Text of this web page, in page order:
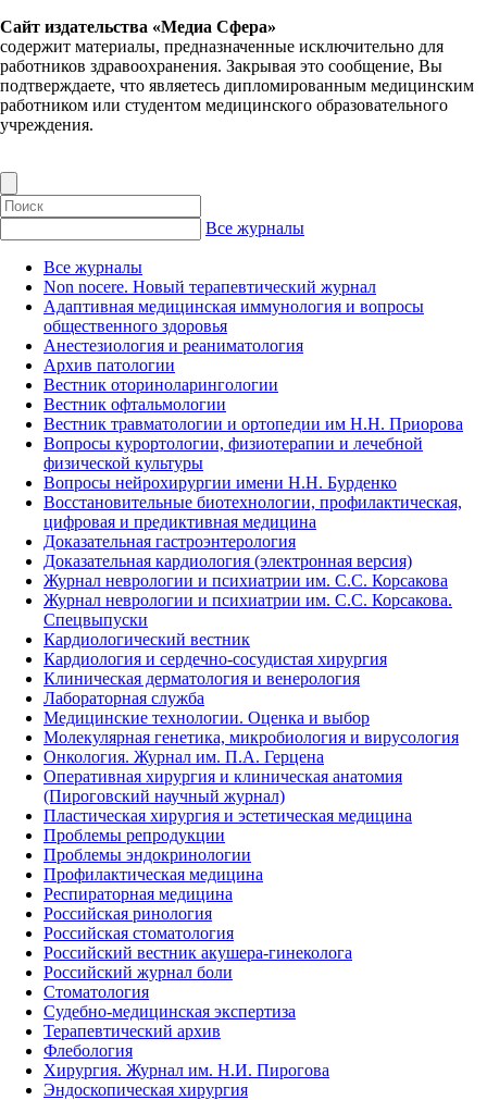
Сайт издательства «Медиа Сфера»
содержит материалы, предназначенные исключительно для
работников здравоохранения. Закрывая это сообщение, Вы
подтверждаете, что являетесь дипломированным медицинским
работником или студентом медицинского образовательного
учреждения.
Все журналы
Все журналы
Non nocere. Новый терапевтический журнал
Адаптивная медицинская иммунология и вопросы
общественного здоровья
Анестезиология и реаниматология
Архив патологии
Вестник оториноларингологии
Вестник офтальмологии
Вестник травматологии и ортопедии им Н.Н. Приорова
Вопросы курортологии, физиотерапии и лечебной
физической культуры
Вопросы нейрохирургии имени Н.Н. Бурденко
Восстановительные биотехнологии, профилактическая,
цифровая и предиктивная медицина
Доказательная гастроэнтерология
Доказательная кардиология (электронная версия)
Журнал неврологии и психиатрии им. С.С. Корсакова
Журнал неврологии и психиатрии им. С.С. Корсакова.
Спецвыпуски
Кардиологический вестник
Кардиология и сердечно-сосудистая хирургия
Клиническая дерматология и венерология
Лабораторная служба
Медицинские технологии. Оценка и выбор
Молекулярная генетика, микробиология и вирусология
Онкология. Журнал им. П.А. Герцена
Оперативная хирургия и клиническая анатомия
(Пироговский научный журнал)
Пластическая хирургия и эстетическая медицина
Проблемы репродукции
Проблемы эндокринологии
Профилактическая медицина
Респираторная медицина
Российская ринология
Российская стоматология
Российский вестник акушера-гинеколога
Российский журнал боли
Стоматология
Судебно-медицинская экспертиза
Терапевтический архив
Флебология
Хирургия. Журнал им. Н.И. Пирогова
Эндоскопическая хирургия